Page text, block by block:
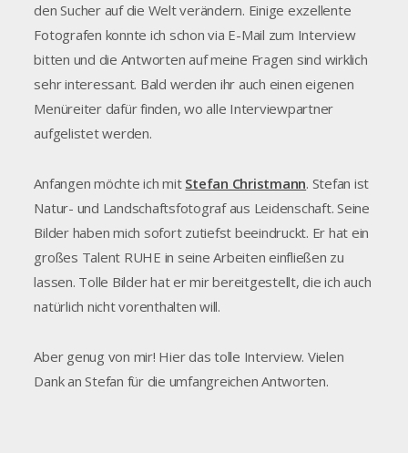
den Sucher auf die Welt verändern. Einige exzellente
Fotografen konnte ich schon via E-Mail zum Interview
bitten und die Antworten auf meine Fragen sind wirklich
sehr interessant. Bald werden ihr auch einen eigenen
Menüreiter dafür finden, wo alle Interviewpartner
aufgelistet werden.
Anfangen möchte ich mit Stefan Christmann. Stefan ist
Natur- und Landschaftsfotograf aus Leidenschaft. Seine
Bilder haben mich sofort zutiefst beeindruckt. Er hat ein
großes Talent RUHE in seine Arbeiten einfließen zu
lassen. Tolle Bilder hat er mir bereitgestellt, die ich auch
natürlich nicht vorenthalten will.
Aber genug von mir! Hier das tolle Interview. Vielen
Dank an Stefan für die umfangreichen Antworten.